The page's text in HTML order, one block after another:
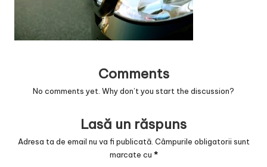
Comments
No comments yet. Why don’t you start the discussion?
Lasă un răspuns
Adresa ta de email nu va fi publicată. Câmpurile obligatorii sunt
marcate cu *